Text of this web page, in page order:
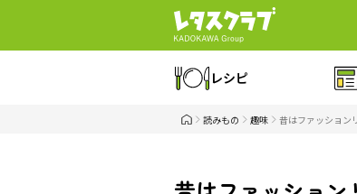
レシピ
読みもの 趣味 昔はファッション